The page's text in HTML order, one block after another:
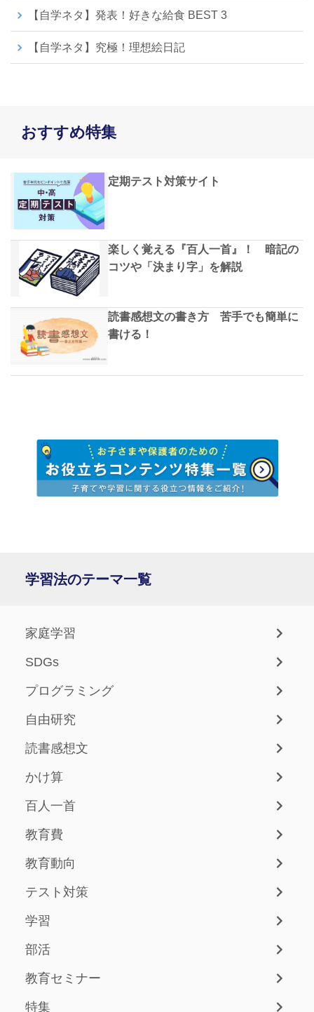
【自学ネタ】発表！好きな給食 BEST 3
【自学ネタ】究極！理想絵日記
おすすめ特集
定期テスト対策サイト
楽しく覚える『百人一首』！ 暗記の
コツや「決まり字」を解説
読書感想文の書き方 苦手でも簡単に
書ける！
学習法のテーマ一覧
家庭学習
SDGs
プログラミング
自由研究
読書感想文
かけ算
百人一首
教育費
教育動向
テスト対策
学習
部活
教育セミナー
特集